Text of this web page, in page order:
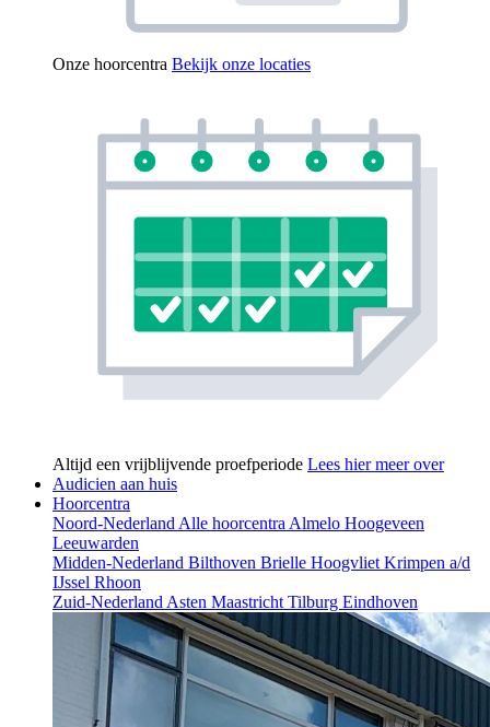
Onze hoorcentra Bekijk onze locaties
Altijd een vrijblijvende proefperiode Lees hier meer over
Audicien aan huis
Hoorcentra
Noord-Nederland Alle hoorcentra Almelo Hoogeveen
Leeuwarden
Midden-Nederland Bilthoven Brielle Hoogvliet Krimpen a/d
IJssel Rhoon
Zuid-Nederland Asten Maastricht Tilburg Eindhoven